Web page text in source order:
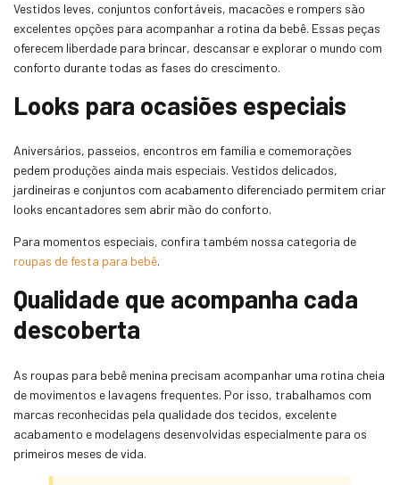
Vestidos leves, conjuntos confortáveis, macacões e rompers são
excelentes opções para acompanhar a rotina da bebê. Essas peças
oferecem liberdade para brincar, descansar e explorar o mundo com
conforto durante todas as fases do crescimento.
Looks para ocasiões especiais
Aniversários, passeios, encontros em família e comemorações
pedem produções ainda mais especiais. Vestidos delicados,
jardineiras e conjuntos com acabamento diferenciado permitem criar
looks encantadores sem abrir mão do conforto.
Para momentos especiais, confira também nossa categoria de
roupas de festa para bebê.
Qualidade que acompanha cada
descoberta
As roupas para bebê menina precisam acompanhar uma rotina cheia
de movimentos e lavagens frequentes. Por isso, trabalhamos com
marcas reconhecidas pela qualidade dos tecidos, excelente
acabamento e modelagens desenvolvidas especialmente para os
primeiros meses de vida.